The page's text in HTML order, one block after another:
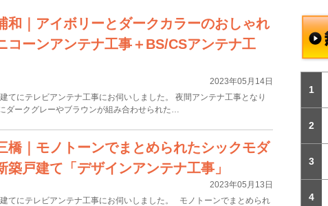
和｜アイボリーとダークカラーのおしゃれ
コーンアンテナ工事＋BS/CSアンテナ工
2023年05月14日
てにテレビアンテナ工事にお伺いしました。 夜間アンテナ工事となり
ダークグレーやブラウンが組み合わせられた…
橋｜モノトーンでまとめられたシックモダ
築戸建て「デザインアンテナ工事」
2023年05月13日
てにテレビアンテナ工事にお伺いしました。 モノトーンでまとめられ